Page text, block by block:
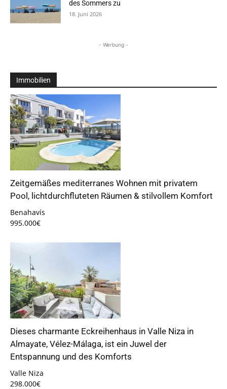
des Sommers zu
18. Juni 2026
- Werbung -
Immobilien
Zeitgemäßes mediterranes Wohnen mit privatem
Pool, lichtdurchfluteten Räumen & stilvollem Komfort
Benahavís
995.000€
Dieses charmante Eckreihenhaus in Valle Niza in
Almayate, Vélez-Málaga, ist ein Juwel der
Entspannung und des Komforts
Valle Niza
298.000€